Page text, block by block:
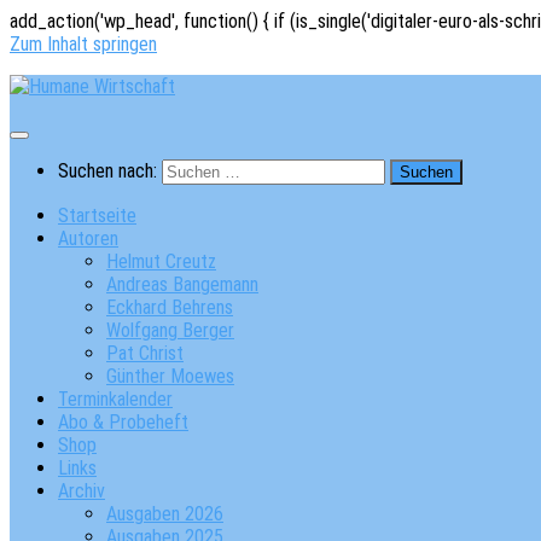
add_action('wp_head', function() { if (is_single('digitaler-euro-als-
Zum Inhalt springen
Suchen nach:
Startseite
Autoren
Helmut Creutz
Andreas Bangemann
Eckhard Behrens
Wolfgang Berger
Pat Christ
Günther Moewes
Terminkalender
Abo & Probeheft
Shop
Links
Archiv
Ausgaben 2026